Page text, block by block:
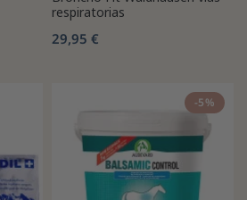
respiratorias
29,95 €
-5%